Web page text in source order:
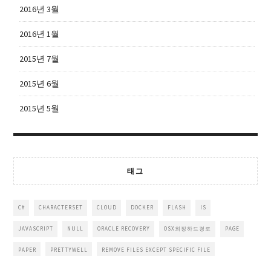
2016년 3월
2016년 1월
2015년 7월
2015년 6월
2015년 5월
태그
C# CHARACTERSET CLOUD DOCKER FLASH IS
JAVASCRIPT NULL ORACLE RECOVERY OSX외장하드경로 PAGE
PAPER PRETTYWELL REMOVE FILES EXCEPT SPECIFIC FILE